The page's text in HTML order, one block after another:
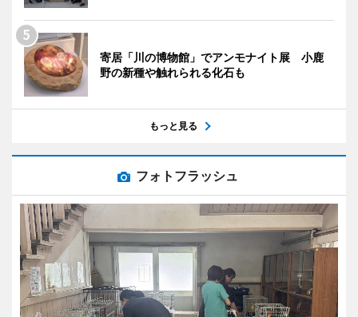
寄居「川の博物館」でアンモナイト展 小鹿
野の新種や触れられる化石も
もっと見る
フォトフラッシュ